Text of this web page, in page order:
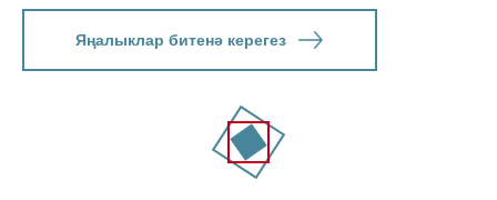
Яңалыклар битенә керегез